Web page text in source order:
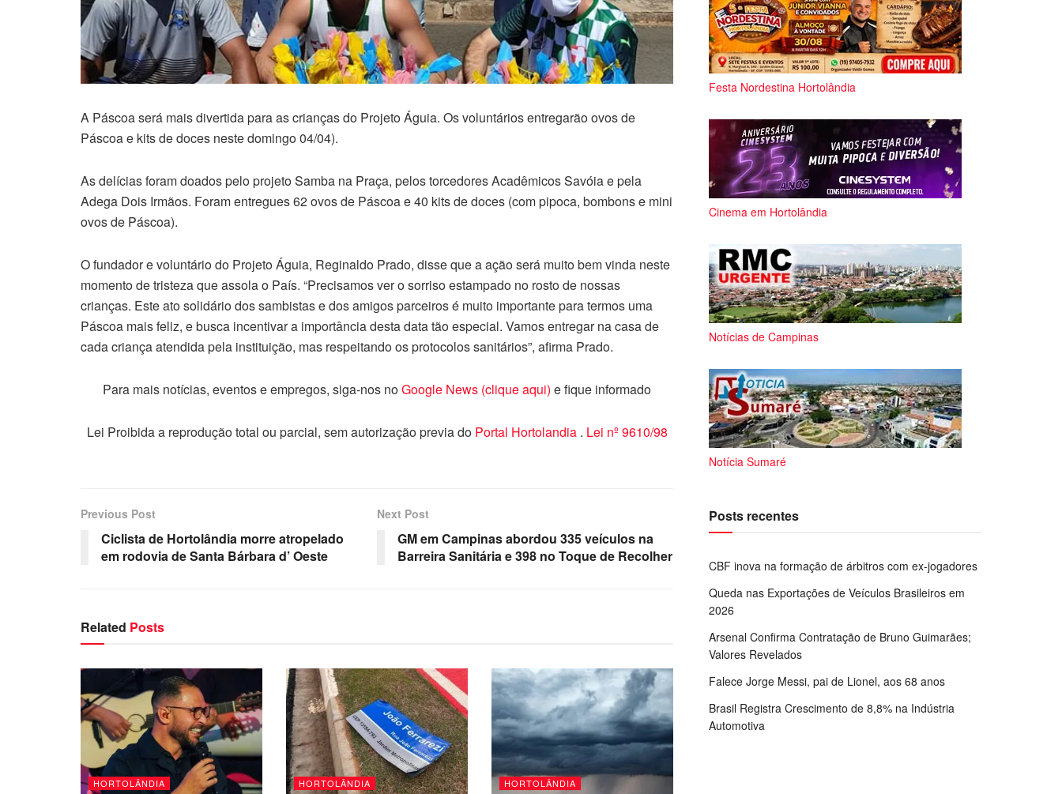
A Páscoa será mais divertida para as crianças do Projeto Águia. Os voluntários entregarão ovos de
Páscoa e kits de doces neste domingo 04/04).
As delícias foram doados pelo projeto Samba na Praça, pelos torcedores Acadêmicos Savóia e pela
Adega Dois Irmãos. Foram entregues 62 ovos de Páscoa e 40 kits de doces (com pipoca, bombons e mini
ovos de Páscoa).
O fundador e voluntário do Projeto Águia, Reginaldo Prado, disse que a ação será muito bem vinda neste
momento de tristeza que assola o País. “Precisamos ver o sorriso estampado no rosto de nossas
crianças. Este ato solidário dos sambistas e dos amigos parceiros é muito importante para termos uma
Páscoa mais feliz, e busca incentivar a importância desta data tão especial. Vamos entregar na casa de
cada criança atendida pela instituição, mas respeitando os protocolos sanitários”, afirma Prado.
Para mais notícias, eventos e empregos, siga-nos noGoogle News (clique aqui) e fique informado
Lei Proibida a reprodução total ou parcial, sem autorização previa do Portal Hortolandia . Lei nº 9610/98
Previous Post
Ciclista de Hortolândia morre atropelado
em rodovia de Santa Bárbara d’ Oeste
Next Post
GM em Campinas abordou 335 veículos na
Barreira Sanitária e 398 no Toque de Recolher
Related Posts
HORTOLÂNDIA HORTOLÂNDIA HORTOLÂNDIA
Festa Nordestina Hortolândia
Cinema em Hortolândia
Notícias de Campinas
Notícia Sumaré
Posts recentes
CBF inova na formação de árbitros com ex-jogadores
Queda nas Exportações de Veículos Brasileiros em
2026
Arsenal Confirma Contratação de Bruno Guimarães;
Valores Revelados
Falece Jorge Messi, pai de Lionel, aos 68 anos
Brasil Registra Crescimento de 8,8% na Indústria
Automotiva